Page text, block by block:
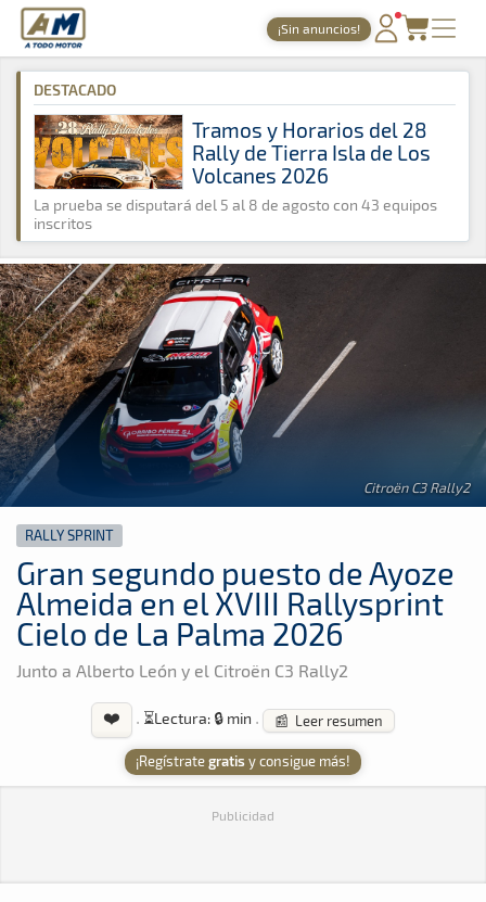
A Todo Motor · Revista del motor desde 1999
¡Sin anuncios!
PORTADA
TIEMPOS ONLINE
NOTICIAS
AGENDA
GALERÍAS
A Todo Motor » Noticias » Rally Sprint
DESTACADO
Tramos y Horarios del 28
Rally de Tierra Isla de Los
Volcanes 2026
La prueba se disputará del 5 al 8 de agosto con 43 equipos
inscritos
Citroën C3 Rally2
RALLY SPRINT
Gran segundo puesto de Ayoze
Almeida en el XVIII Rallysprint
Cielo de La Palma 2026
Junto a Alberto León y el Citroën C3 Rally2
❤️ · ⏳Lectura: 🔒 min · 📰 Leer resumen
¡Regístrategratis y consigue más!
Publicidad